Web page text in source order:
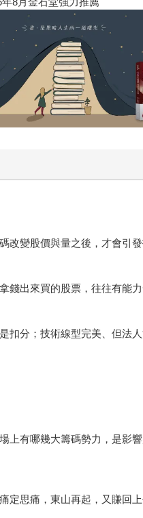
變股價與量之後，才會引
出來買的股票，往往有能
分；技術線型完美、但法
有哪幾大籌碼勢力，是影
思痛，東山再起，又賺回